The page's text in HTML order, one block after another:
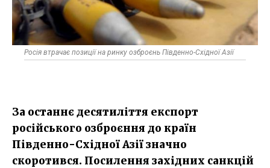
Росія втрачає позиції на ринку озброєнь Південно-Східної Азії
За останнє десятиліття експорт
російського озброєння до країн
Південно-Східної Азії значно
скоротився. Посилення західних санкцій